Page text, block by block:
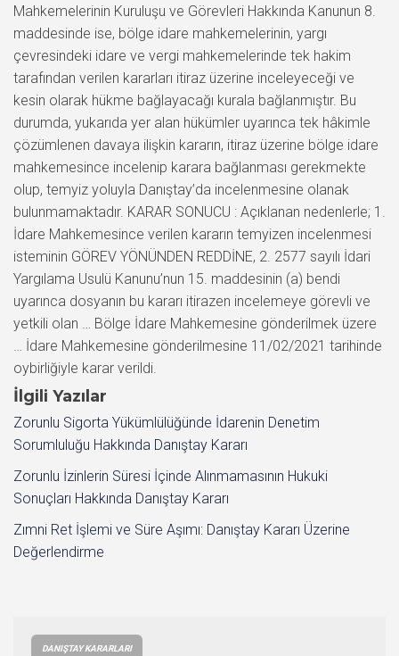
Mahkemelerinin Kuruluşu ve Görevleri Hakkında Kanunun 8.
maddesinde ise, bölge idare mahkemelerinin, yargı
çevresindeki idare ve vergi mahkemelerinde tek hakim
tarafından verilen kararları itiraz üzerine inceleyeceği ve
kesin olarak hükme bağlayacağı kurala bağlanmıştır. Bu
durumda, yukarıda yer alan hükümler uyarınca tek hâkimle
çözümlenen davaya ilişkin kararın, itiraz üzerine bölge idare
mahkemesince incelenip karara bağlanması gerekmekte
olup, temyiz yoluyla Danıştay’da incelenmesine olanak
bulunmamaktadır. KARAR SONUCU : Açıklanan nedenlerle; 1.
İdare Mahkemesince verilen kararın temyizen incelenmesi
isteminin GÖREV YÖNÜNDEN REDDİNE, 2. 2577 sayılı İdari
Yargılama Usulü Kanunu’nun 15. maddesinin (a) bendi
uyarınca dosyanın bu kararı itirazen incelemeye görevli ve
yetkili olan … Bölge İdare Mahkemesine gönderilmek üzere
… İdare Mahkemesine gönderilmesine 11/02/2021 tarihinde
oybirliğiyle karar verildi.
İlgili Yazılar
Zorunlu Sigorta Yükümlülüğünde İdarenin Denetim
Sorumluluğu Hakkında Danıştay Kararı
Zorunlu İzinlerin Süresi İçinde Alınmamasının Hukuki
Sonuçları Hakkında Danıştay Kararı
Zımni Ret İşlemi ve Süre Aşımı: Danıştay Kararı Üzerine
Değerlendirme
DANIŞTAY KARARLARI